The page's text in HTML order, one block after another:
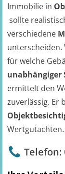
Immobilie in
sollte
verschiedene
unterscheiden.
für welche
unabhängiger
ermittelt den
zuverlässig. Er
Wertgutachten.
Telefon: